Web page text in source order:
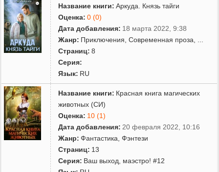
Название книги: Аркуда. Князь тайги
Оценка: 0 (0)
Дата добавления: 18 марта 2022, 9:38
Жанр: Приключения ,Современная проза
Страниц: 8
Серия:
Язык: RU
Название книги: Красная книга магических
животных (СИ)
Оценка: 10 (1)
Дата добавления: 20 февраля 2022, 10:16
Жанр: Фантастика ,Фэнтези
Страниц: 13
Серия: Ваш выход, маэстро! #12